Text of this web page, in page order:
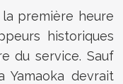
première heure
historiques
du service. Sauf
Yamaoka devrait